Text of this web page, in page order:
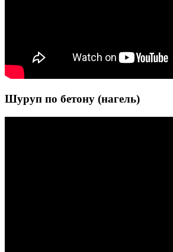
Шуруп по бетону (нагель)